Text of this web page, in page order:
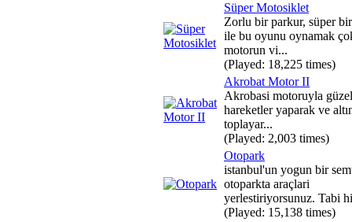
Süper Motosiklet
Zorlu bir parkur, süper
ile bu oyunu oynamak
motorun vi...
(Played: 18,225 times)
Akrobat Motor II
Akrobasi motoruyla
hareketler yaparak ve
toplayar...
(Played: 2,003 times)
Otopark
istanbul'un yogun bir
otoparkta araçlari
yerlestiriyorsunuz. Tabi
(Played: 15,138 times)